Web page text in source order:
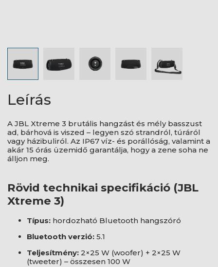
Leírás
A JBL Xtreme 3 brutális hangzást és mély basszust
ad, bárhová is viszed – legyen szó strandról, túráról
vagy házibuliról. Az IP67 víz- és porállóság, valamint a
akár 15 órás üzemidő garantálja, hogy a zene soha ne
álljon meg.
Rövid technikai specifikáció (JBL
Xtreme 3)
Típus: hordozható Bluetooth hangszóró
Bluetooth verzió: 5.1
Teljesítmény: 2×25 W (woofer) + 2×25 W
(tweeter) – összesen 100 W